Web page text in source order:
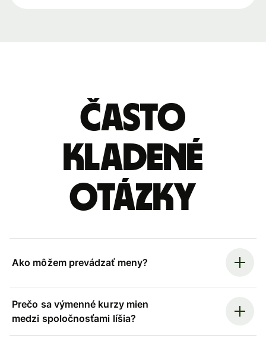
Často
kladené
otázky
Ako môžem prevádzať meny?
Prečo sa výmenné kurzy mien
medzi spoločnosťami líšia?